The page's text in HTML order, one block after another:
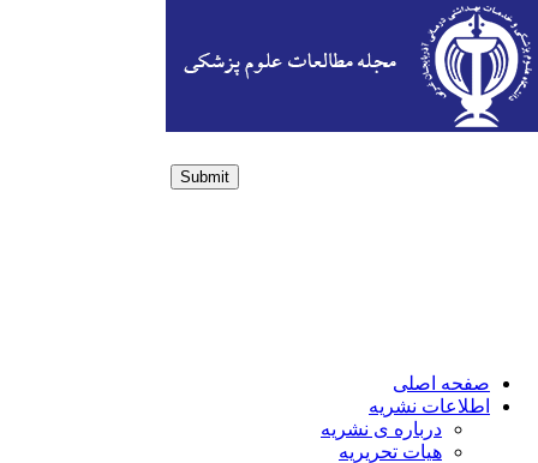
Submit
صفحه اصلی
اطلاعات نشریه
درباره ی نشریه
هیات تحریریه